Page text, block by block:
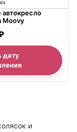
автокресло
Moovy
дату
и